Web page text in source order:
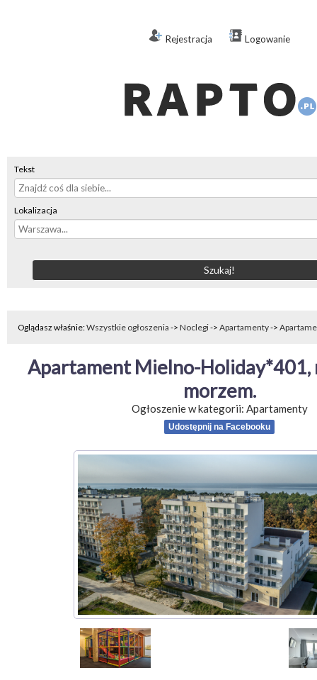
Rejestracja Logowanie
Tekst
Lokalizacja
Oglądasz właśnie:Wszystkie ogłoszenia -> Noclegi-> Apartamenty->
Apartament Mielno-Holiday*401,
morzem.
Ogłoszenie w kategorii: Apartamenty
Udostępnij na Facebooku